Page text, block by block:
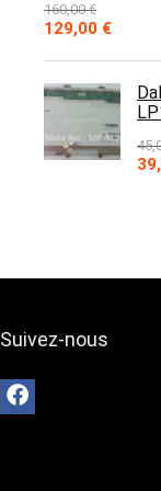
160,00€
Le
initial
était :
160,00 €.
129,00 €Le
actuel
est :
129,00
Le
Suivez-nous